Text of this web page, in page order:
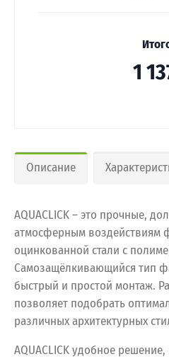
1
Описание
AQUACLICK – это прочные,
атмосферным воздействиям
оцинкованной стали с
Самозащёлкивающийся тип
быстрый и простой монтаж.
позволяет подобрать
различных архитектурных
AQUACLICK удобное